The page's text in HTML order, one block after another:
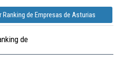
Ranking de Empresas de Asturias
de